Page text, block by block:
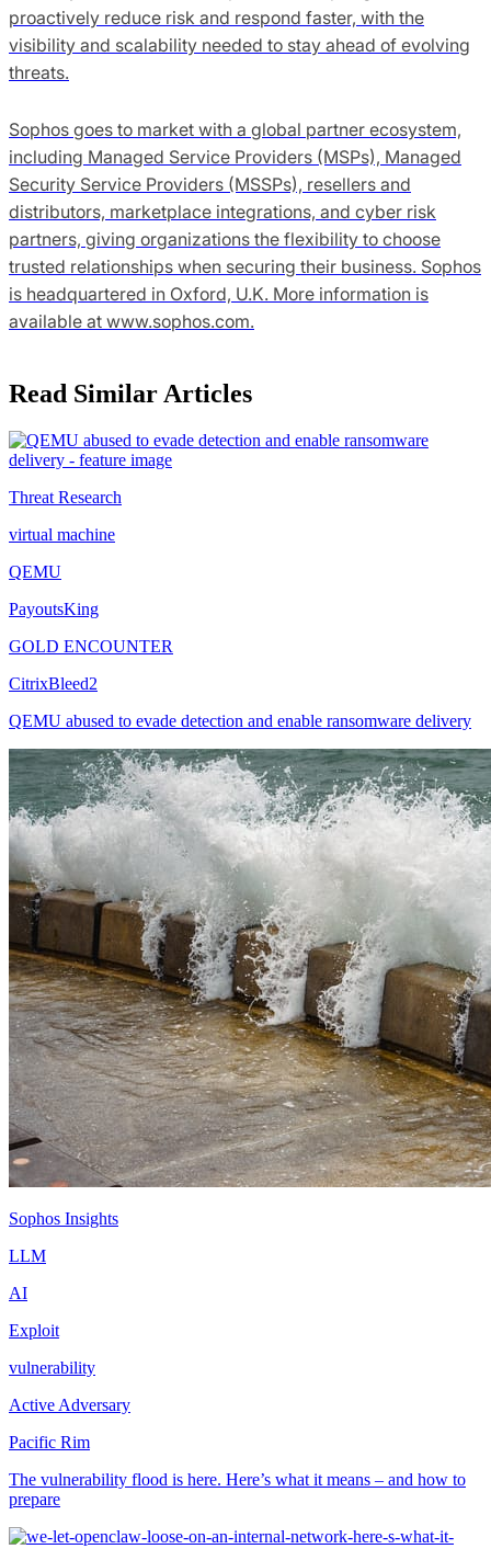
proactively reduce risk and respond faster, with the
visibility and scalability needed to stay ahead of evolving
threats.
Sophos goes to market with a global partner ecosystem,
including Managed Service Providers (MSPs), Managed
Security Service Providers (MSSPs), resellers and
distributors, marketplace integrations, and cyber risk
partners, giving organizations the flexibility to choose
trusted relationships when securing their business. Sophos
is headquartered in Oxford, U.K. More information is
available at www.sophos.com.
Read Similar Articles
Threat Research
virtual machine
QEMU
PayoutsKing
GOLD ENCOUNTER
CitrixBleed2
QEMU abused to evade detection and enable ransomware delivery
Sophos Insights
LLM
AI
Exploit
vulnerability
Active Adversary
Pacific Rim
The vulnerability flood is here. Here’s what it means – and how to
prepare